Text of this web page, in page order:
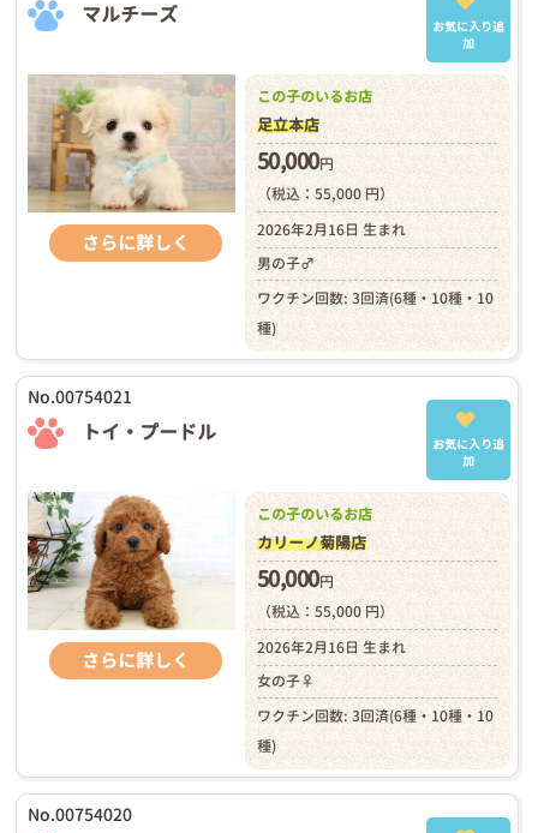
マルチーズ
お気に入り追
加
さらに詳しく
この子のいるお店
足立本店
50,000円
（税込：55,000 円）
2026年2月16日 生まれ
男の子♂
ワクチン回数: 3回済(6種・10種・10
種)
No.00754021
トイ・プードル
お気に入り追
加
さらに詳しく
この子のいるお店
カリーノ菊陽店
50,000円
（税込：55,000 円）
2026年2月16日 生まれ
女の子♀
ワクチン回数: 3回済(6種・10種・10
種)
No.00754020